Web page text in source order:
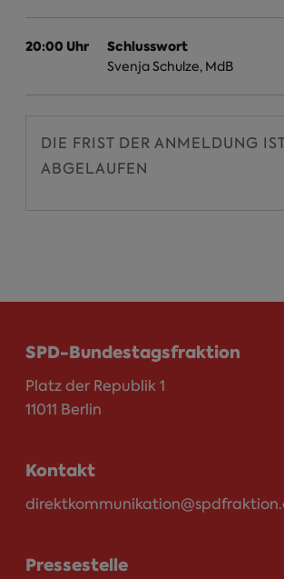
20:00 Uhr Schlusswort
Svenja Schulze, MdB
DIE FRIST DER ANMELDUNG
ABGELAUFEN
SPD-Bundestagsfraktion
Platz der Republik 1
11011 Berlin
Kontakt
Pressestelle